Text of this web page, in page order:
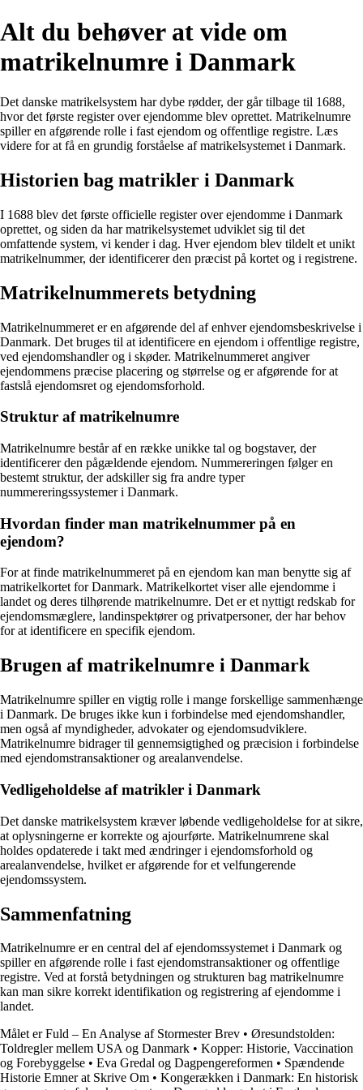
Alt du behøver at vide om
matrikelnumre i Danmark
Det danske matrikelsystem har dybe rødder, der går tilbage til 1688,
hvor det første register over ejendomme blev oprettet. Matrikelnumre
spiller en afgørende rolle i fast ejendom og offentlige registre. Læs
videre for at få en grundig forståelse af matrikelsystemet i Danmark.
Historien bag matrikler i Danmark
I 1688 blev det første officielle register over ejendomme i Danmark
oprettet, og siden da har matrikelsystemet udviklet sig til det
omfattende system, vi kender i dag. Hver ejendom blev tildelt et unikt
matrikelnummer, der identificerer den præcist på kortet og i registrene.
Matrikelnummerets betydning
Matrikelnummeret er en afgørende del af enhver ejendomsbeskrivelse i
Danmark. Det bruges til at identificere en ejendom i offentlige registre,
ved ejendomshandler og i skøder. Matrikelnummeret angiver
ejendommens præcise placering og størrelse og er afgørende for at
fastslå ejendomsret og ejendomsforhold.
Struktur af matrikelnumre
Matrikelnumre består af en række unikke tal og bogstaver, der
identificerer den pågældende ejendom. Nummereringen følger en
bestemt struktur, der adskiller sig fra andre typer
nummereringssystemer i Danmark.
Hvordan finder man matrikelnummer på en
ejendom?
For at finde matrikelnummeret på en ejendom kan man benytte sig af
matrikelkortet for Danmark. Matrikelkortet viser alle ejendomme i
landet og deres tilhørende matrikelnumre. Det er et nyttigt redskab for
ejendomsmæglere, landinspektører og privatpersoner, der har behov
for at identificere en specifik ejendom.
Brugen af matrikelnumre i Danmark
Matrikelnumre spiller en vigtig rolle i mange forskellige sammenhænge
i Danmark. De bruges ikke kun i forbindelse med ejendomshandler,
men også af myndigheder, advokater og ejendomsudviklere.
Matrikelnumre bidrager til gennemsigtighed og præcision i forbindelse
med ejendomstransaktioner og arealanvendelse.
Vedligeholdelse af matrikler i Danmark
Det danske matrikelsystem kræver løbende vedligeholdelse for at sikre,
at oplysningerne er korrekte og ajourførte. Matrikelnumrene skal
holdes opdaterede i takt med ændringer i ejendomsforhold og
arealanvendelse, hvilket er afgørende for et velfungerende
ejendomssystem.
Sammenfatning
Matrikelnumre er en central del af ejendomssystemet i Danmark og
spiller en afgørende rolle i fast ejendomstransaktioner og offentlige
registre. Ved at forstå betydningen og strukturen bag matrikelnumre
kan man sikre korrekt identifikation og registrering af ejendomme i
landet.
Målet er Fuld – En Analyse af Stormester Brev • Øresundstolden:
Toldregler mellem USA og Danmark • Kopper: Historie, Vaccination
og Forebyggelse • Eva Gredal og Dagpengereformen • Spændende
Historie Emner at Skrive Om • Kongerækken i Danmark: En historisk